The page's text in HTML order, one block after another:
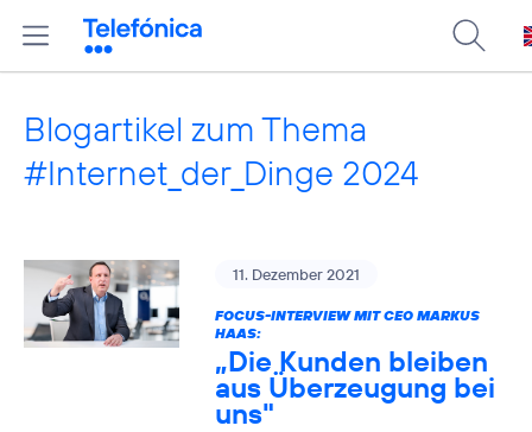
Blogartikel zum Thema
#Internet_der_Dinge 2024
11. Dezember 2021
FOCUS-INTERVIEW MIT CEO MARKUS
HAAS:
„Die Kunden bleiben
aus Überzeugung bei
uns"